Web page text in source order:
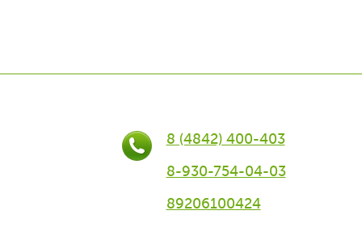
8 (4842) 400-403
8-930-754-04-03
89206100424